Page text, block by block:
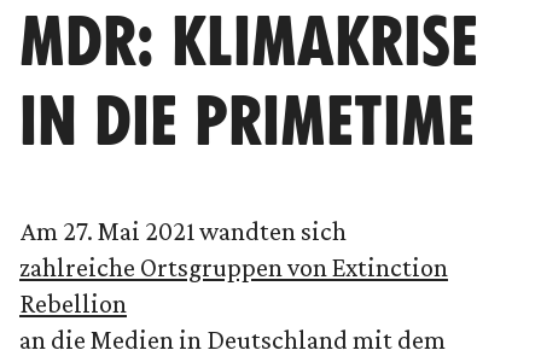
MDR: KLIMAKRISE
IN DIE PRIMETIME
Am 27. Mai 2021 wandten sich
zahlreiche Ortsgruppen von Extinction
Rebellion
an die Medien in Deutschland mit dem